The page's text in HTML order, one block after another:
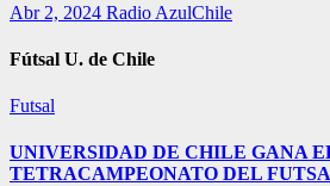
Abr 2, 2024 Radio AzulChile
Fútsal U. de Chile
Futsal
UNIVERSIDAD DE CHILE GANA
TETRACAMPEONATO DEL